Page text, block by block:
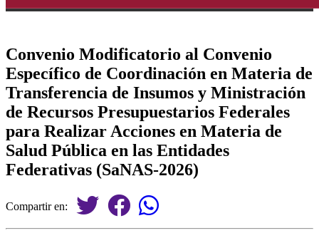
Convenio Modificatorio al Convenio
Específico de Coordinación en Materia de
Transferencia de Insumos y Ministración
de Recursos Presupuestarios Federales
para Realizar Acciones en Materia de
Salud Pública en las Entidades
Federativas (SaNAS-2026)
Compartir en: